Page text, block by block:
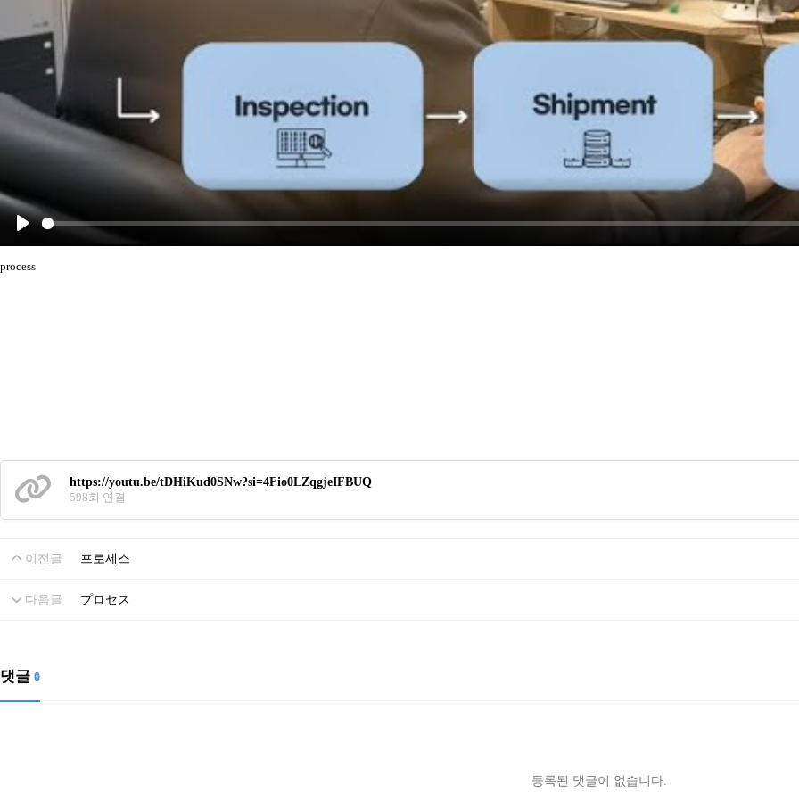
process
https://youtu.be/tDHiKud0SNw?si=4Fio0LZqgjeIFBUQ
598회 연결
이전글 프로세스
다음글 プロセス
댓글 0
등록된 댓글이 없습니다.